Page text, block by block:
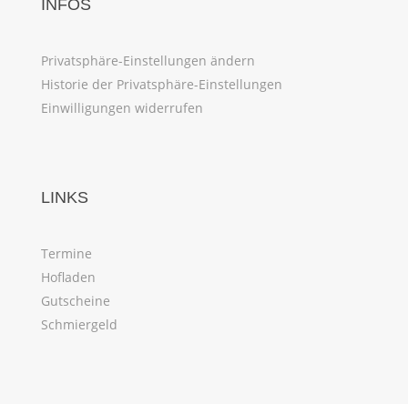
INFOS
Privatsphäre-Einstellungen ändern
Historie der Privatsphäre-Einstellungen
Einwilligungen widerrufen
LINKS
Termine
Hofladen
Gutscheine
Schmiergeld